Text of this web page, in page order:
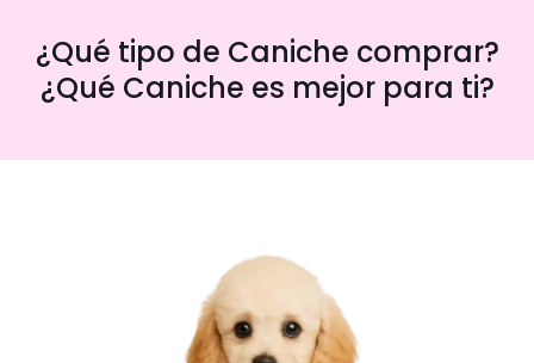
¿Qué tipo de Caniche comprar?
¿Qué Caniche es mejor para ti?